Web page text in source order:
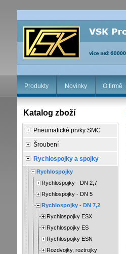
Produkty Novinky O firmě
Katalog zboží
Pneumatické prvky SMC
Šroubení
Rychlospojky a spojky
Rychlospojky
Rychlospojky - DN 2,7
Rychlospojky - DN 5
Rychlospojky - DN 7,2
Rychlospojky ESX
Rychlospojky ES
Rychlospojky ESN
Rozdvojky, roztrojky